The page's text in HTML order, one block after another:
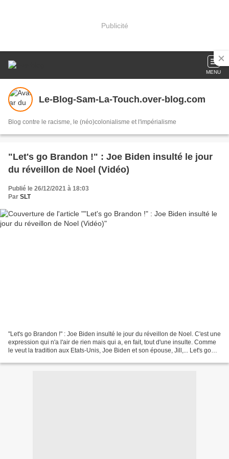
Publicité
MENU
Le-Blog-Sam-La-Touch.over-blog.com
Blog contre le racisme, le (néo)colonialisme et l'impérialisme
"Let's go Brandon !" : Joe Biden insulté le jour
du réveillon de Noel (Vidéo)
Publié le 26/12/2021 à 18:03
Par SLT
"Let's go Brandon !" : Joe Biden insulté le jour du réveillon de Noel. C'est une
expression qui n'a l'air de rien mais qui a, en fait, tout d'une insulte. Comme
le veut la tradition aux Etats-Unis, Joe Biden et son épouse, Jill,... Let's go